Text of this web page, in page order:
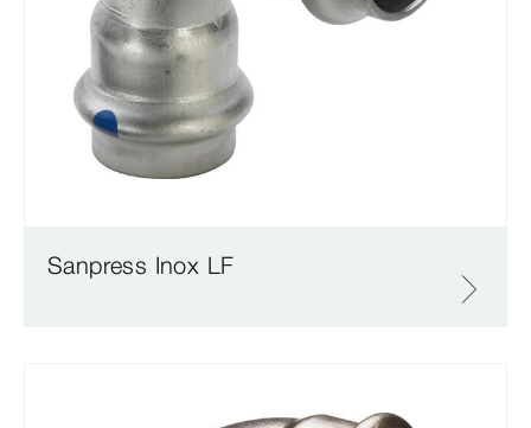
Sanpress Inox LF